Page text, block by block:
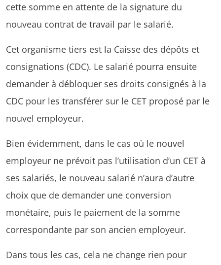
cette somme en attente de la signature du
nouveau contrat de travail par le salarié.
Cet organisme tiers est la Caisse des dépôts et
consignations (CDC). Le salarié pourra ensuite
demander à débloquer ses droits consignés à la
CDC pour les transférer sur le CET proposé par le
nouvel employeur.
Bien évidemment, dans le cas où le nouvel
employeur ne prévoit pas l’utilisation d’un CET à
ses salariés, le nouveau salarié n’aura d’autre
choix que de demander une conversion
monétaire, puis le paiement de la somme
correspondante par son ancien employeur.
Dans tous les cas, cela ne change rien pour